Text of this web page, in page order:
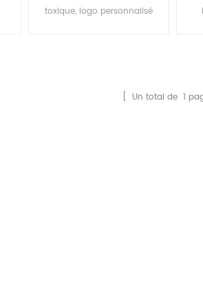
respecte l'environnement
toxique, logo personnalisé
[ Un total de 1